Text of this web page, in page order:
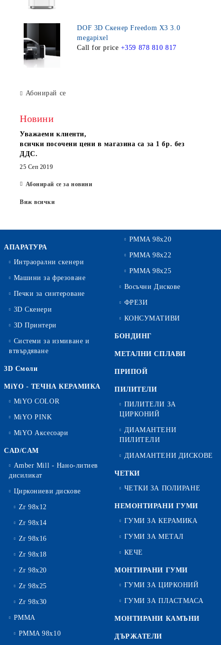
DOF 3D Скенер Freedom X3 3.0
megapixel
Call for price +359 878 810 817
Абонирай се
Новини
Уважаеми клиенти,
всички посочени цени в магазина са за 1 бр. без
ДДС.
25 Сеп 2019
Абонирай се за новини
Виж всички
АПАРАТУРА
Интраорални скенери
Машини за фрезоване
Печки за синтероване
3D Скенери
3D Принтери
Системи за измиване и
втвърдяване
3D Смоли
MiYO - ТЕЧНА КЕРАМИКА
MiYO COLOR
MiYO PINK
MiYO Аксесоари
CAD/CAM
Amber Mill - Нано-литиев
дисиликат
Циркониеви дискове
Zr 98x12
Zr 98x14
Zr 98x16
Zr 98x18
Zr 98x20
Zr 98x25
Zr 98x30
PMMA
PMMA 98x10
PMMA 98x20
PMMA 98x22
PMMA 98x25
Восъчни Дискове
ФРЕЗИ
КОНСУМАТИВИ
БОНДИНГ
МЕТАЛНИ СПЛАВИ
ПРИПОЙ
ПИЛИТЕЛИ
ПИЛИТЕЛИ ЗА
ЦИРКОНИЙ
ДИАМАНТЕНИ
ПИЛИТЕЛИ
ДИАМАНТЕНИ ДИСКОВЕ
ЧЕТКИ
ЧЕТКИ ЗА ПОЛИРАНЕ
НЕМОНТИРАНИ ГУМИ
ГУМИ ЗА КЕРАМИКА
ГУМИ ЗА МЕТАЛ
КЕЧЕ
МОНТИРАНИ ГУМИ
ГУМИ ЗА ЦИРКОНИЙ
ГУМИ ЗА ПЛАСТМАСА
МОНТИРАНИ КАМЪНИ
ДЪРЖАТЕЛИ